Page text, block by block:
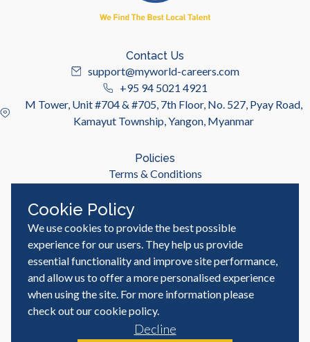
Contact Us
support@myworld-careers.com
+95 94 5021 4921
M Tower, Unit #704 & #705, 7th Floor, No. 527, Pyay Road,
Kamayut Township, Yangon, Myanmar
Policies
Terms & Conditions
Useful Links
Job Seeker
Employer
Blog & Resources
© MyWorld Careers Myanmar | All rights reserved
Cookie Policy
We use cookies to provide the best possible
experience for our users. They help us provide
essential functionality and improve site performance,
and allow us to offer a more personalised experience
when using the site. For more information please
check out ourcookie policy.
Decline